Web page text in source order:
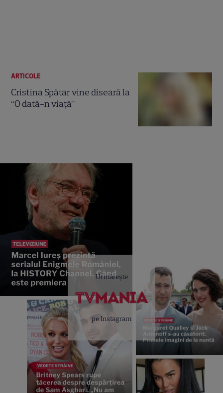
ARTICOLE
Cristina Spătar vine diseară la
“O dată-n viaţă”
Urmărește
pe Instagram